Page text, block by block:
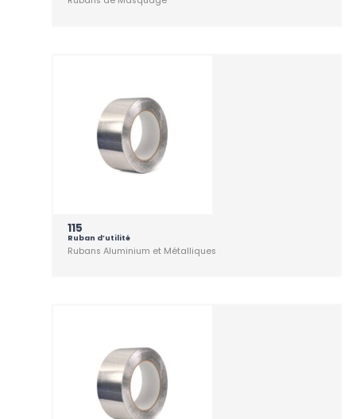
115
Ruban d’utilité
Rubans Aluminium et Métalliques